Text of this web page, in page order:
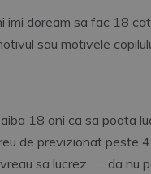
imi doream sa fac 18
sau motivele
18 ani ca sa poata
de previzionat peste
sa lucrez ……da nu